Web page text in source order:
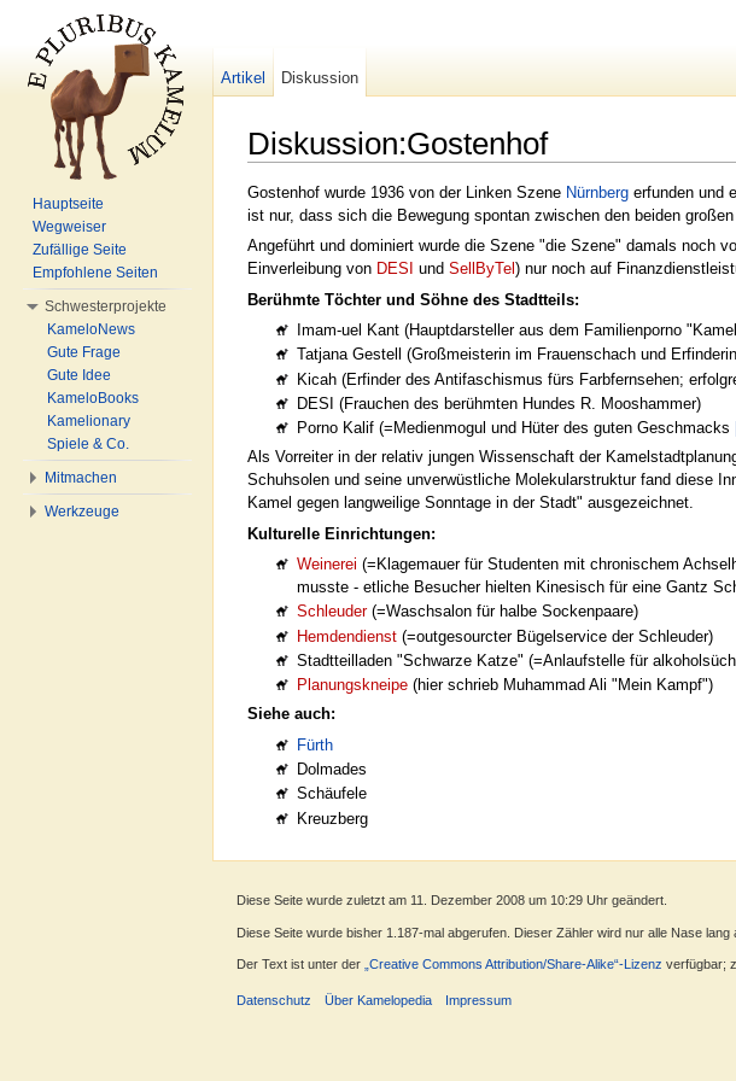
Diskussion:Gostenhof
Gostenhof wurde 1936 von der Linken Szene Nürnberg erfunden und
ist nur, dass sich die Bewegung spontan zwischen den beiden großen
Angeführt und dominiert wurde die Szene "die Szene" damals noch
Einverleibung von DESI und SellByTel ) nur noch auf
Berühmte Töchter und Söhne des Stadtteils:
Imam-uel Kant (Hauptdarsteller aus dem Familienporno
Tatjana Gestell (Großmeisterin im Frauenschach und
Kicah (Erfinder des Antifaschismus fürs Farbfernsehen;
DESI (Frauchen des berühmten Hundes R. Mooshammer)
Porno Kalif (=Medienmogul und Hüter des guten Geschmacks
Als Vorreiter in der relativ jungen Wissenschaft der
Schuhsolen und seine unverwüstliche Molekularstruktur fand diese
Kamel gegen langweilige Sonntage in der Stadt" ausgezeichnet.
Kulturelle Einrichtungen:
Weinerei (=Klagemauer für Studenten mit chronischem
musste - etliche Besucher hielten Kinesisch für eine Gantz
Schleuder(=Waschsalon für halbe Sockenpaare)
Hemdendienst(=outgesourcter Bügelservice der Schleuder)
Stadtteilladen "Schwarze Katze" (=Anlaufstelle für
Planungskneipe(hier schrieb Muhammad Ali "Mein Kampf")
Siehe auch:
Fürth
Dolmades
Schäufele
Kreuzberg
Artikel Diskussion
Hauptseite
Wegweiser
Zufällige Seite
Empfohlene Seiten
Schwesterprojekte
KameloNews
Gute Frage
Gute Idee
KameloBooks
Kamelionary
Spiele & Co.
Mitmachen
Werkzeuge
Diese Seite wurde zuletzt am 11. Dezember 2008 um 10:29 Uhr geändert.
Diese Seite wurde bisher 1.187-mal abgerufen. Dieser Zähler wird nur alle Nase lang
Der Text ist unter der „Creative Commons Attribution/Share-Alike“-Lizenz verfügbar;
Datenschutz Über Kamelopedia Impressum